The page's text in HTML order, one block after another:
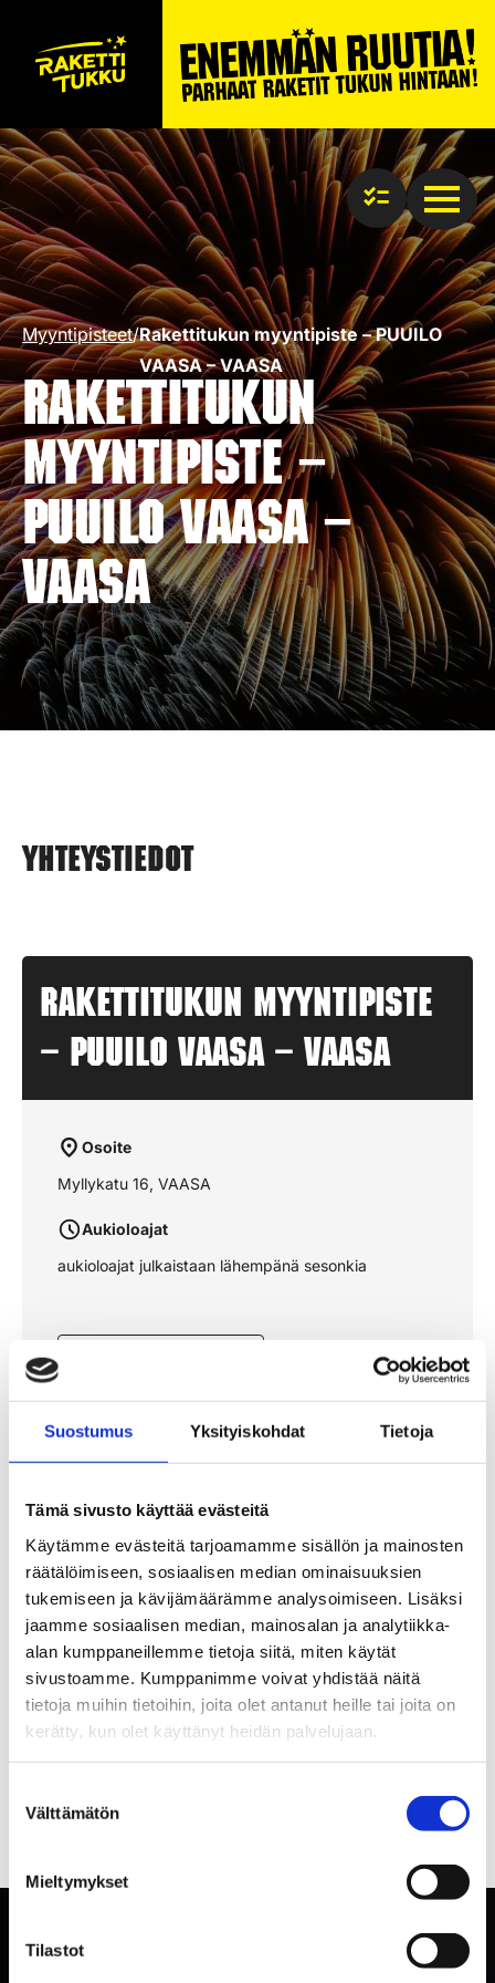
Suostumus Yksityiskohdat Tietoja
Tämä sivusto käyttää evästeitä
Käytämme evästeitä tarjoamamme sisällön ja mainosten
räätälöimiseen, sosiaalisen median ominaisuuksien
tukemiseen ja kävijämäärämme analysoimiseen. Lisäksi
jaamme sosiaalisen median, mainosalan ja analytiikka-
alan kumppaneillemme tietoja siitä, miten käytät
sivustoamme. Kumppanimme voivat yhdistää näitä
tietoja muihin tietoihin, joita olet antanut heille tai joita on
kerätty, kun olet käyttänyt heidän palvelujaan.
valinta
Välttämätön
Mieltymykset
Tilastot
Myyntipisteet/Rakettitukun myyntipiste – PUUILO
VAASA – VAASA
Rakettitukun
myyntipiste –
PUUILO VAASA –
VAASA
Yhteystiedot
Rakettitukun myyntipiste
– PUUILO VAASA – VAASA
Osoite
Myllykatu 16, VAASA
Aukioloajat
aukioloajat julkaistaan lähempänä sesonkia